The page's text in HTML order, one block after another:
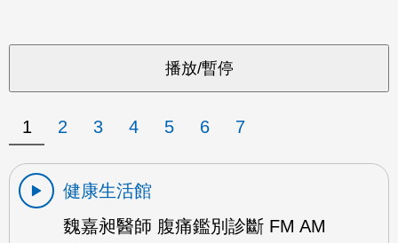
1 2 3 4 5 6 7
健康生活館
魏嘉昶醫師 腹痛鑑別診斷 FM AM